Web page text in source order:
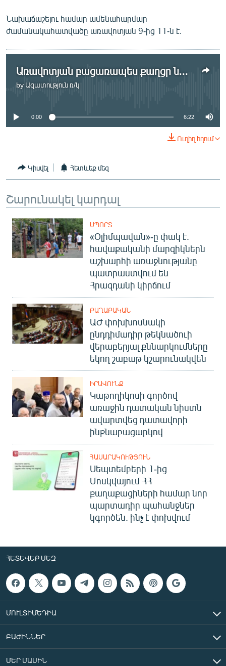
Նախաճաշելու համար ամենահարմար
ժամանակահատվածը առավոտյան 9-ից 11-ն է.
Առավոտյան բացառապես քաղցր նախաճաշը կարող է հանգեցնել դիաբետի
by Ազատություն ռ/կ
No media source currently available
0:00 6:22
Ուղիղ հղում
Կիսվել Հետևեք մեզ
Շարունակել կարդալ
ՍՊՈՐՏ
«Օլիմպավան»-ը փակ է.
հավաքականի մարզիկներն
աշխարհի առաջնությանը
պատրաստվում են
Հրազդանի կիրճում
ՔԱՂԱՔԱԿԱՆ
ԱԺ փոխխոսնակի
ընդդիմադիր թեկնածուի
վերաբերյալ քննարկումները
եկող շաբաթ կշարունակվեն
ԻՐԱՎՈՒՆՔ
Կաթողիկոսի գործով
առաջին դատական նիստն
ավարտվեց դատավորի
ինքնաբացարկով
ՀԱՍԱՐԱԿՈՒԹՅՈՒՆ
Սեպտեմբերի 1-ից
Մոսկվայում ՀՀ
քաղաքացիների համար նոր
պարտադիր պահանջներ
կգործեն. ինչ է փոխվում
ՀԵՏԵՎԵՔ ՄԵԶ
ՄՈՒԼՏԻՄԵԴԻԱ
ԲԱԺԻՆՆԵՐ
ՄԵՐ ՄԱՍԻՆ